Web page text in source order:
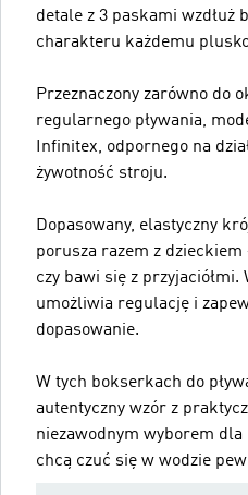
detale z 3 paskami wzdłuż
charakteru każdemu
Przeznaczony zarówno do
regularnego pływania,
Infinitex, odpornego na
żywotność stroju.
Dopasowany, elastyczny
porusza razem z dzieckiem
czy bawi się z
umożliwia regulację i
dopasowanie.
W tych bokserkach do
autentyczny wzór z
niezawodnym wyborem dla
chcą czuć się w wodzie